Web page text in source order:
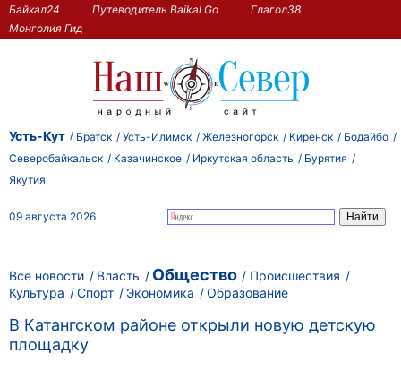
Байкал24 Путеводитель Baikal Go
Глагол38
Монголия Гид
Усть-Кут Братск Усть-Илимск Железногорск Киренск
Бодайбо
Северобайкальск
Казачинское Иркутская область
Бурятия
Якутия
09 августа 2026
Все новости Власть Общество
Происшествия
Культура
Спорт Экономика Образование
В Катангском районе открыли новую детскую
площадку